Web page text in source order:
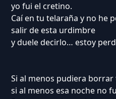
yo fui el cretino.
Caí en tu telaraña y no he
salir de esta urdimbre
y duele decirlo… estoy
Si al menos pudiera
si al menos esa noche no